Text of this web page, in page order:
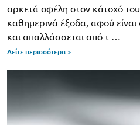
αρκετά οφέλη στον κάτοχό
καθημερινά έξοδα, αφού
και απαλλάσσεται από τ …
Δείτε περισσότερα >